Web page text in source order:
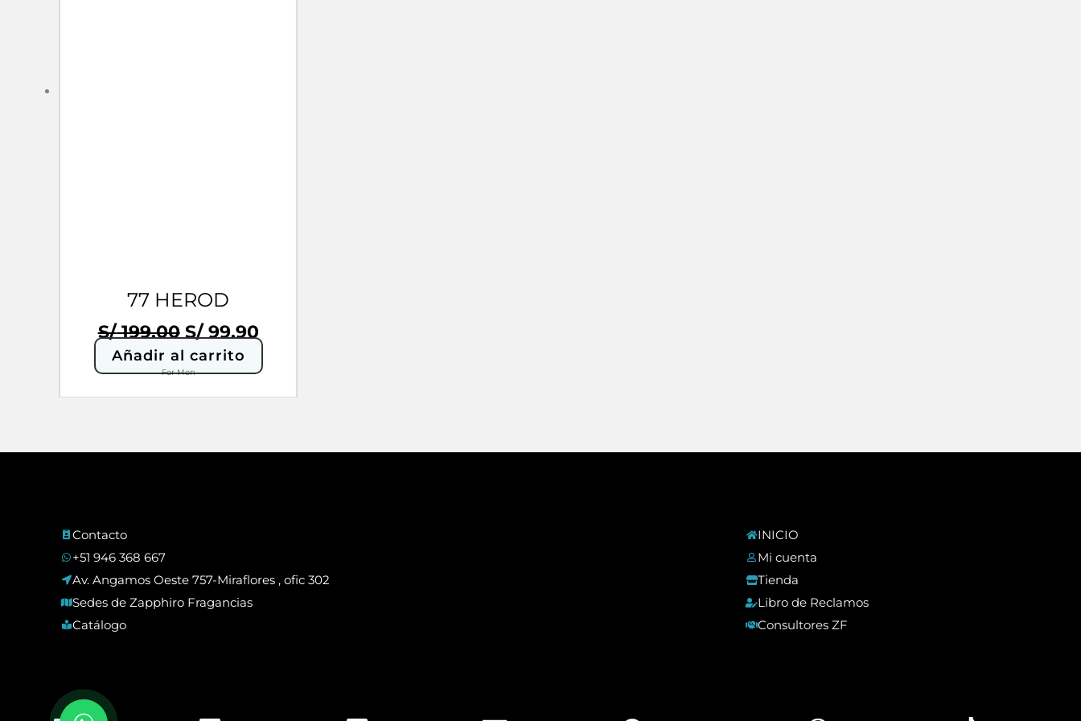
77 HEROD
S/199.00 El
precio
original
era:
S/99.90El
actual
es:
Añadir al carrito
For Men
Contacto
+51 946 368 667
Av. Angamos Oeste 757-Miraflores , ofic 302
Sedes de Zapphiro Fragancias
Catálogo
INICIO
Mi cuenta
Tienda
Libro de Reclamos
Consultores ZF